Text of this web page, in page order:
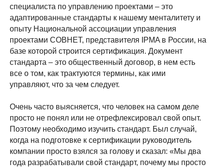
специалиста по управлению проектами – это
адаптированные стандарты к нашему менталитету и
опыту Национальной ассоциации управления
проектами СОВНЕТ, представителя IPMA в России, на
базе которой строится сертификация. Документ
стандарта – это общественный договор, в нем есть
все о том, как трактуются термины, как ими
управляют, что за чем следует.
Очень часто выясняется, что человек на самом деле
просто не понял или не отрефлексировал свой опыт.
Поэтому необходимо изучить стандарт. Был случай,
когда на подготовке к сертификации руководитель
компании просто взялся за голову и сказал: «Мы два
года разрабатывали свой стандарт, почему мы просто